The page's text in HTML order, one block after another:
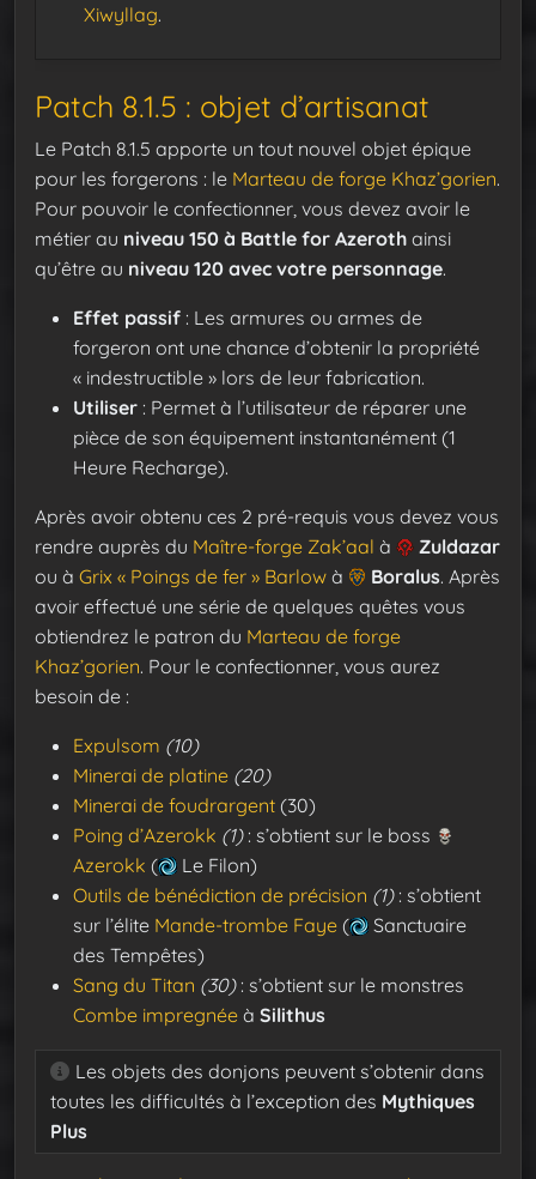
Xiwyllag.
Patch 8.1.5 : objet d’artisanat
Le Patch 8.1.5 apporte un tout nouvel objet épique
pour les forgerons : le Marteau de forge Khaz’gorien.
Pour pouvoir le confectionner, vous devez avoir le
métier au niveau 150 à Battle for Azeroth ainsi
qu’être au niveau 120 avec votre personnage.
Effet passif : Les armures ou armes de
forgeron ont une chance d’obtenir la propriété
« indestructible » lors de leur fabrication.
Utiliser : Permet à l’utilisateur de réparer une
pièce de son équipement instantanément (1
Heure Recharge).
Après avoir obtenu ces 2 pré-requis vous devez vous
rendre auprès du Maître-forge Zak’aal à
Zuldazar
ou à Grix « Poings de fer » Barlow à Boralus. Après
avoir effectué une série de quelques quêtes vous
obtiendrez le patron du Marteau de forge
Khaz’gorien. Pour le confectionner, vous aurez
besoin de :
Expulsom (10)
Minerai de platine (20)
Minerai de foudrargent (30)
Poing d’Azerokk (1): s’obtient sur le boss
Azerokk (
Le Filon)
Outils de bénédiction de précision (1): s’obtient
sur l’élite Mande-trombe Faye (
Sanctuaire
des Tempêtes)
Sang du Titan (30): s’obtient sur le monstres
Combe impregnée à Silithus
Les objets des donjons peuvent s’obtenir dans
toutes les difficultés à l’exception des Mythiques
Plus